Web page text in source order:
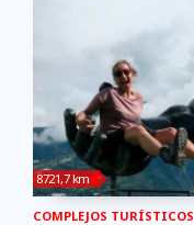
8721,7 km
COMPLEJOS TURÍSTICOS